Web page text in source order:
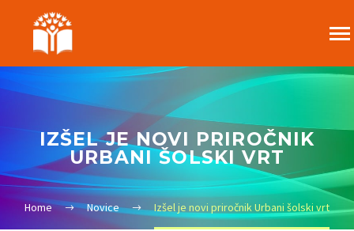
IZŠEL JE NOVI PRIROČNIK
URBANI ŠOLSKI VRT
Home Novice Izšel je novi priročnik Urbani šolski vrt